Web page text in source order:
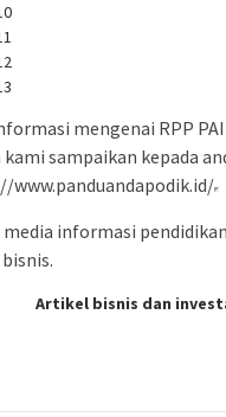
mengenai RPP
kami sampaikan kepada
www.panduandapodik.id/
media informasi
Artikel bisnis dan